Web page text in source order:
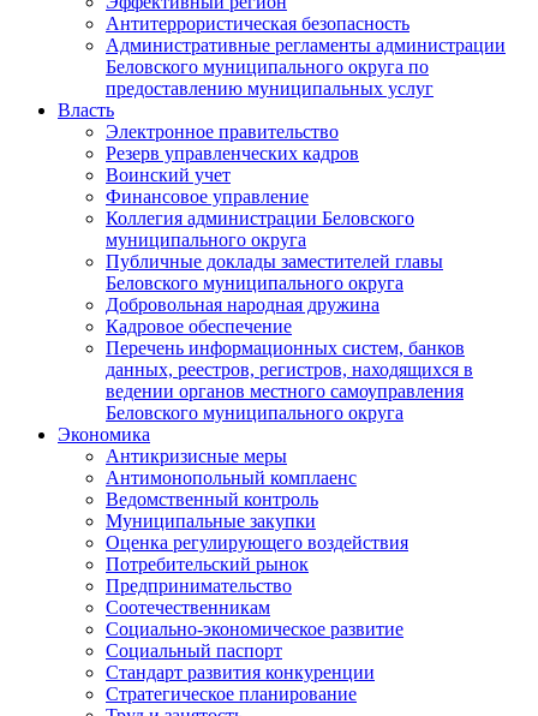
Антитеррористическая безопасность
Административные регламенты администрации
Беловского муниципального округа по
предоставлению муниципальных услуг
Власть
Электронное правительство
Резерв управленческих кадров
Воинский учет
Финансовое управление
Коллегия администрации Беловского
муниципального округа
Публичные доклады заместителей главы
Беловского муниципального округа
Добровольная народная дружина
Кадровое обеспечение
Перечень информационных систем, банков
данных, реестров, регистров, находящихся в
ведении органов местного самоуправления
Беловского муниципального округа
Экономика
Антикризисные меры
Антимонопольный комплаенс
Ведомственный контроль
Муниципальные закупки
Оценка регулирующего воздействия
Потребительский рынок
Предпринимательство
Соотечественникам
Социально-экономическое развитие
Социальный паспорт
Стандарт развития конкуренции
Стратегическое планирование